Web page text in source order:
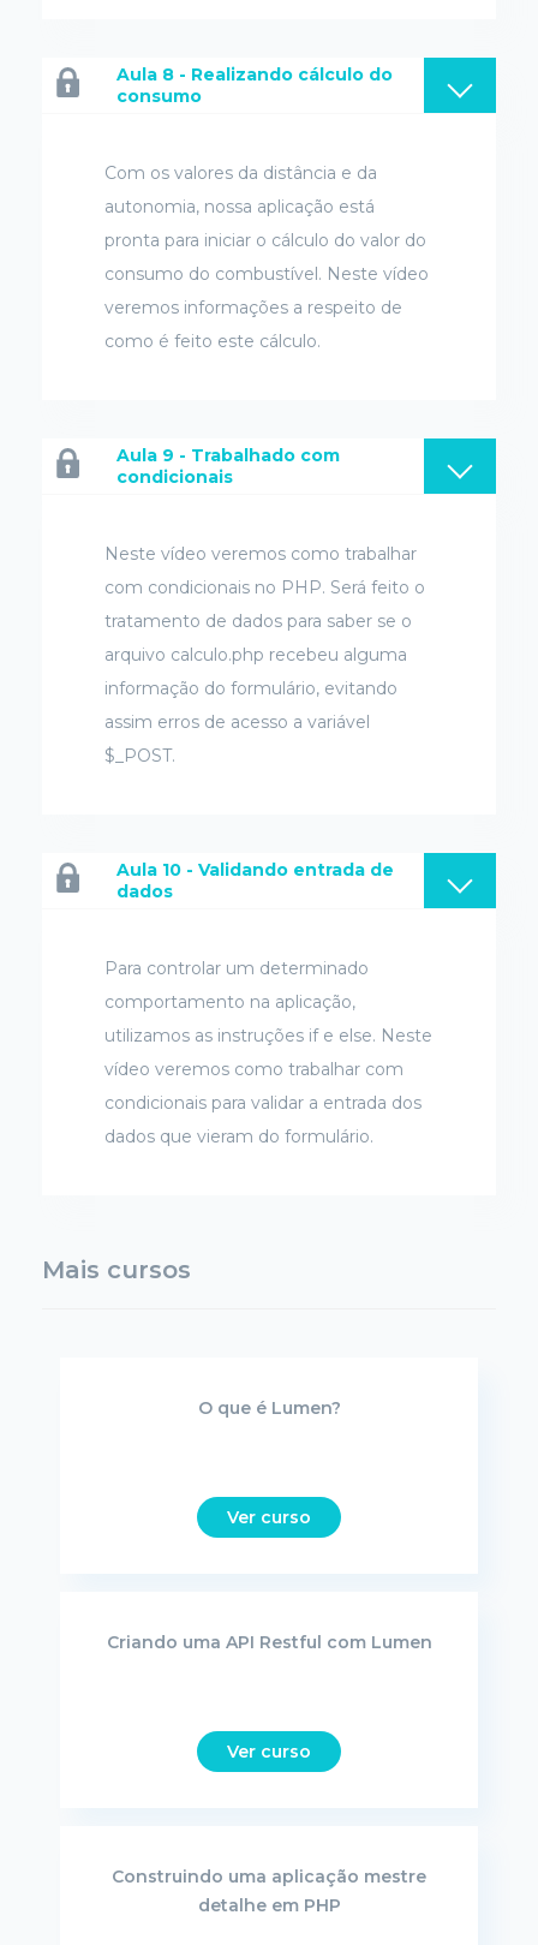
Aula 8 - Realizando cálculo do
consumo
Com os valores da distância e da
autonomia, nossa aplicação está
pronta para iniciar o cálculo do valor do
consumo do combustível. Neste vídeo
veremos informações a respeito de
como é feito este cálculo.
Aula 9 - Trabalhado com
condicionais
Neste vídeo veremos como trabalhar
com condicionais no PHP. Será feito o
tratamento de dados para saber se o
arquivo calculo.php recebeu alguma
informação do formulário, evitando
assim erros de acesso a variável
$_POST.
Aula 10 - Validando entrada de
dados
Para controlar um determinado
comportamento na aplicação,
utilizamos as instruções if e else. Neste
vídeo veremos como trabalhar com
condicionais para validar a entrada dos
dados que vieram do formulário.
Mais cursos
O que é Lumen?
Ver curso
Criando uma API Restful com Lumen
Ver curso
Construindo uma aplicação mestre
detalhe em PHP